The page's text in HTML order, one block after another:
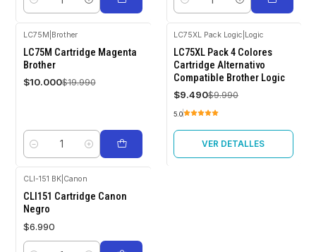
Cantidad Cantidad
-50%
OFF
LC75M Brother
LC75M Cartridge Magenta
Brother
$10.000$19.990
Cantidad
-5%
OFF
Agotado
LC75XL Pack Logic Logic
LC75XL Pack 4 Colores
Cartridge Alternativo
Compatible Brother Logic
$9.490$9.990
5.0
VER DETALLES
CLI-151 BK| Canon
CLI151 Cartridge Canon
Negro
$6.990